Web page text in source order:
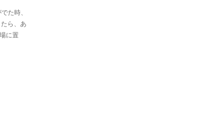
た時、
ら、あ
に置